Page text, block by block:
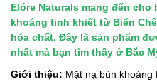
Elóre Naturals mang đến cho
khoáng tinh khiết từ Biển
hóa chất. Đây là sản phẩm
nhất mà bạn tìm thấy ở Bắc
Giới thiệu: Mặt nạ bùn khoáng